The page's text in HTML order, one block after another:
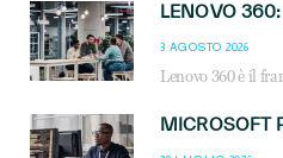
3 AGOSTO 2026